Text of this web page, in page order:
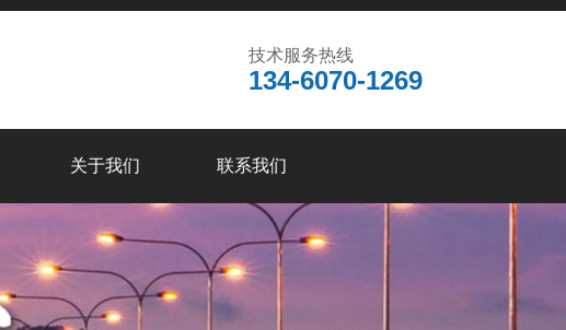
技术服务热线
134-6070-1269
关于我们 联系我们